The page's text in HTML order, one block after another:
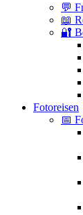
💬
📖
🔐
Fotoreisen
📅